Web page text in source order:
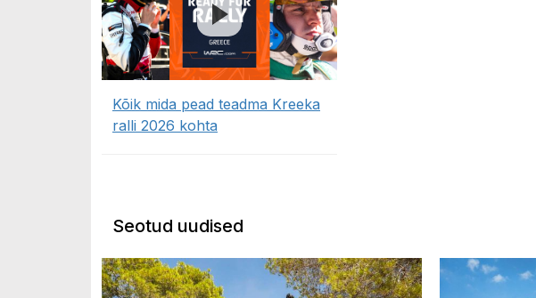
Kõik mida pead teadma Kreeka
ralli 2026 kohta
Seotud uudised